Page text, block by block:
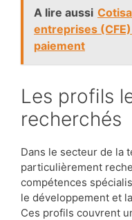
A lire aussi
entreprises
paiement
Les profils les plus
recherchés
Dans le secteur de la
particulièrement
compétences
le développement et
Ces profils couvrent